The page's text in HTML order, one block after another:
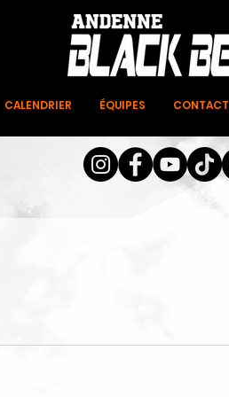
CALENDRIER ÉQUIPES CONTACT